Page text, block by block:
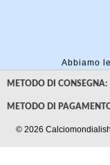
Abbiamo
METODO DI CONSEGNA:
METODO DI
© 2026